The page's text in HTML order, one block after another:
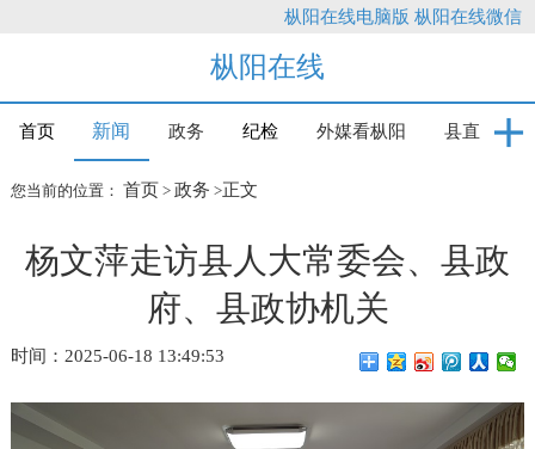
枞阳在线电脑版 枞阳在线微信
枞阳在线
首页 新闻 政务 纪检 外媒看枞阳 县直
您当前的位置： 首页 > 政务 >正文
杨文萍走访县人大常委会、县政
府、县政协机关
时间：2025-06-18 13:49:53